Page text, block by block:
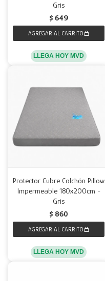
Gris
$ 649
LLEGA HOY MVD
Protector Cubre Colchón Pillow
Impermeable 180x200cm -
Gris
$ 860
LLEGA HOY MVD